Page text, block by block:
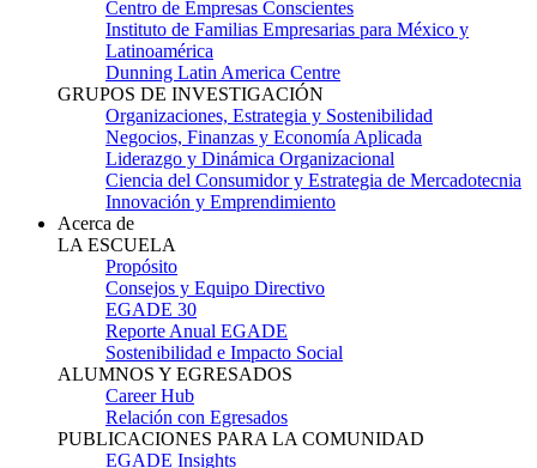
Centro de Empresas Conscientes
Instituto de Familias Empresarias para México y
Latinoamérica
Dunning Latin America Centre
GRUPOS DE INVESTIGACIÓN
Organizaciones, Estrategia y Sostenibilidad
Negocios, Finanzas y Economía Aplicada
Liderazgo y Dinámica Organizacional
Ciencia del Consumidor y Estrategia de Mercadotecnia
Innovación y Emprendimiento
Acerca de
LA ESCUELA
Propósito
Consejos y Equipo Directivo
EGADE 30
Reporte Anual EGADE
Sostenibilidad e Impacto Social
ALUMNOS Y EGRESADOS
Career Hub
Relación con Egresados
PUBLICACIONES PARA LA COMUNIDAD
EGADE Insights